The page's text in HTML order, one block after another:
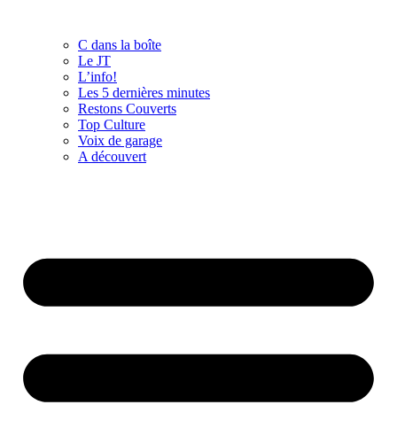
C dans la boîte
Le JT
L’info!
Les 5 dernières minutes
Restons Couverts
Top Culture
Voix de garage
A découvert